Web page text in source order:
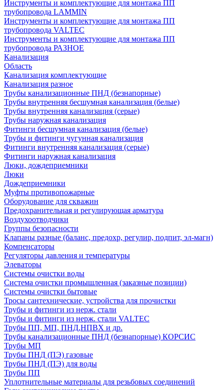
Инструменты и комплектующие для монтажа ПП
трубопровода LAMMIN
Инструменты и комплектующие для монтажа ПП
трубопровода VALTEC
Инструменты и комплектующие для монтажа ПП
трубопровода РАЗНОЕ
Канализация
Область
Канализация комплектующие
Канализация разное
Трубы канализационные ПНД (безнапорные)
Трубы внутренняя бесшумная канализация (белые)
Трубы внутренняя канализация (серые)
Трубы наружная канализация
Фитинги бесшумная канализация (белые)
Трубы и фитинги чугунная канализация
Фитинги внутренняя канализация (серые)
Фитинги наружная канализация
Люки, дождеприемники
Люки
Дождеприемники
Муфты противопожарные
Оборудование для скважин
Предохранительная и регулирующая арматура
Воздухоотводчики
Группы безопасности
Клапаны разные (баланс, предохр, регулир, подпит, эл-магн)
Компенсаторы
Регуляторы давления и температуры
Элеваторы
Системы очистки воды
Система очистки промышленная (заказные позиции)
Системы очистки бытовые
Тросы сантехнические, устройства для прочистки
Трубы и фитинги из нерж. стали
Трубы и фитинги из нерж. стали VALTEC
Трубы ПП, МП, ПНД,НПВХ и др.
Трубы канализационные ПНД (безнапорные) КОРСИС
Трубы МП
Трубы ПНД (ПЭ) газовые
Трубы ПНД (ПЭ) для воды
Трубы ПП
Уплотнительные материалы для резьбовых соединений